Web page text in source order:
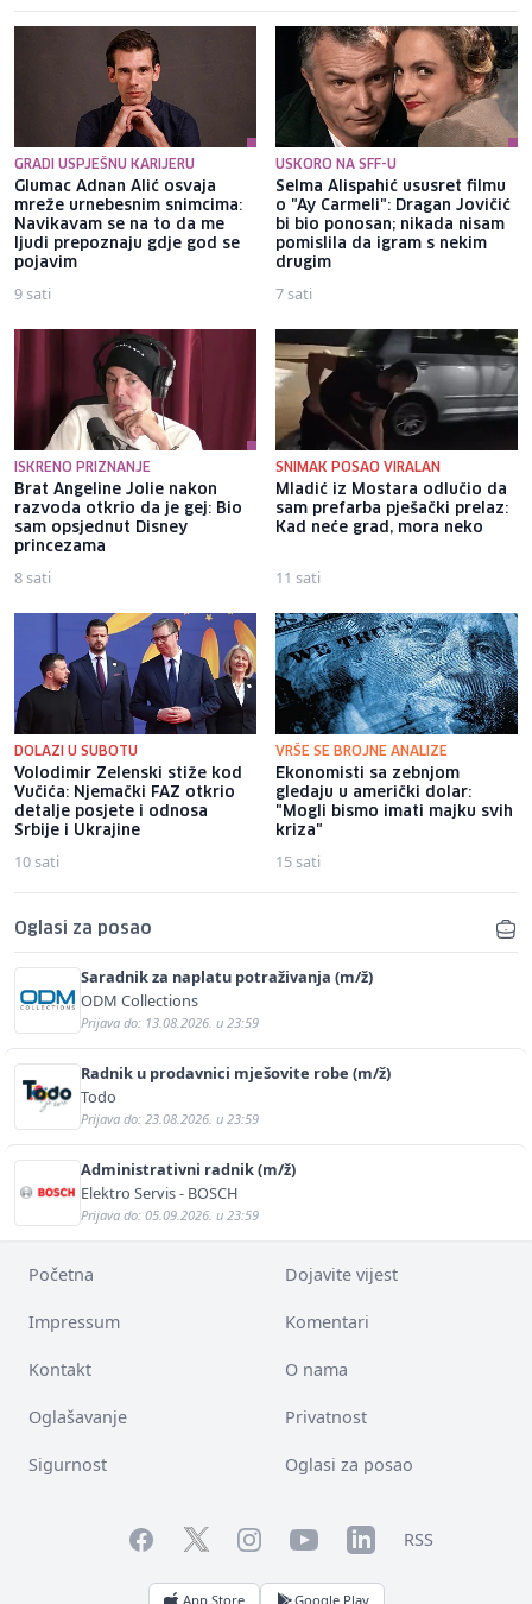
GRADI USPJEŠNU KARIJERU
Glumac Adnan Alić osvaja
mreže urnebesnim snimcima:
Navikavam se na to da me
ljudi prepoznaju gdje god se
pojavim
9 sati
USKORO NA SFF-U
Selma Alispahić ususret filmu
o "Ay Carmeli": Dragan Jovičić
bi bio ponosan; nikada nisam
pomislila da igram s nekim
drugim
7 sati
ISKRENO PRIZNANJE
Brat Angeline Jolie nakon
razvoda otkrio da je gej: Bio
sam opsjednut Disney
princezama
8 sati
SNIMAK POSAO VIRALAN
Mladić iz Mostara odlučio da
sam prefarba pješački prelaz:
Kad neće grad, mora neko
11 sati
DOLAZI U SUBOTU
Volodimir Zelenski stiže kod
Vučića: Njemački FAZ otkrio
detalje posjete i odnosa
Srbije i Ukrajine
10 sati
VRŠE SE BROJNE ANALIZE
Ekonomisti sa zebnjom
gledaju u američki dolar:
"Mogli bismo imati majku svih
kriza"
15 sati
Oglasi za posao
Saradnik za naplatu potraživanja (m/ž)
ODM Collections
Prijava do: 13.08.2026. u 23:59
Radnik u prodavnici mješovite robe (m/ž)
Todo
Prijava do: 23.08.2026. u 23:59
Administrativni radnik (m/ž)
Elektro Servis - BOSCH
Prijava do: 05.09.2026. u 23:59
Početna Dojavite vijest
Impressum Komentari
Kontakt O nama
Oglašavanje Privatnost
Sigurnost Oglasi za posao
FacebookTwitterInstagramYouTubeLinkedInRSS
App Store Google Play